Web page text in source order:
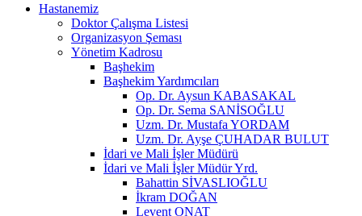
Hastanemiz
Doktor Çalışma Listesi
Organizasyon Şeması
Yönetim Kadrosu
Başhekim
Başhekim Yardımcıları
Op. Dr. Aysun KABASAKAL
Op. Dr. Sema SANİSOĞLU
Uzm. Dr. Mustafa YORDAM
Uzm. Dr. Ayşe ÇUHADAR BULUT
İdari ve Mali İşler Müdürü
İdari ve Mali İşler Müdür Yrd.
Bahattin SİVASLIOĞLU
İkram DOĞAN
Levent ONAT